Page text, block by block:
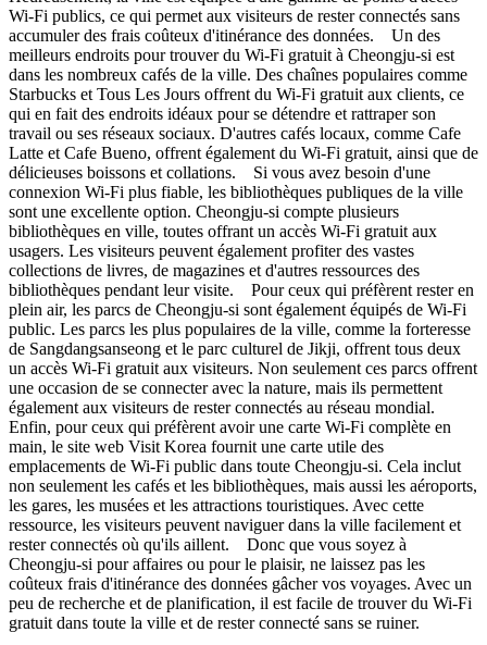
Wi-Fi publics, ce qui permet aux visiteurs de rester connectés sans
accumuler des frais coûteux d'itinérance des données. Un des
meilleurs endroits pour trouver du Wi-Fi gratuit à Cheongju-si est
dans les nombreux cafés de la ville. Des chaînes populaires comme
Starbucks et Tous Les Jours offrent du Wi-Fi gratuit aux clients, ce
qui en fait des endroits idéaux pour se détendre et rattraper son
travail ou ses réseaux sociaux. D'autres cafés locaux, comme Cafe
Latte et Cafe Bueno, offrent également du Wi-Fi gratuit, ainsi que de
délicieuses boissons et collations. Si vous avez besoin d'une
connexion Wi-Fi plus fiable, les bibliothèques publiques de la ville
sont une excellente option. Cheongju-si compte plusieurs
bibliothèques en ville, toutes offrant un accès Wi-Fi gratuit aux
usagers. Les visiteurs peuvent également profiter des vastes
collections de livres, de magazines et d'autres ressources des
bibliothèques pendant leur visite. Pour ceux qui préfèrent rester en
plein air, les parcs de Cheongju-si sont également équipés de Wi-Fi
public. Les parcs les plus populaires de la ville, comme la forteresse
de Sangdangsanseong et le parc culturel de Jikji, offrent tous deux
un accès Wi-Fi gratuit aux visiteurs. Non seulement ces parcs offrent
une occasion de se connecter avec la nature, mais ils permettent
également aux visiteurs de rester connectés au réseau mondial.
Enfin, pour ceux qui préfèrent avoir une carte Wi-Fi complète en
main, le site web Visit Korea fournit une carte utile des
emplacements de Wi-Fi public dans toute Cheongju-si. Cela inclut
non seulement les cafés et les bibliothèques, mais aussi les aéroports,
les gares, les musées et les attractions touristiques. Avec cette
ressource, les visiteurs peuvent naviguer dans la ville facilement et
rester connectés où qu'ils aillent. Donc que vous soyez à
Cheongju-si pour affaires ou pour le plaisir, ne laissez pas les
coûteux frais d'itinérance des données gâcher vos voyages. Avec un
peu de recherche et de planification, il est facile de trouver du Wi-Fi
gratuit dans toute la ville et de rester connecté sans se ruiner.